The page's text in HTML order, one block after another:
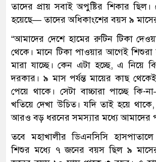
তাদের প্রায় সবাই অপুষ্টির শিকার
হয়েছে— তাদের অধিকাংশের বয়স ৯
“আমাদের দেশে হামের রুটিন টিকা
থেকে। মানে টিকা পাওয়ার আগেই শিশুরা
মারা যাচ্ছে। কেন এটা হচ্ছে, এ নিয়ে
দরকার। ৯ মাস পর্যন্ত মায়ের কাছ থেকেই
পেয়ে থাকে। সেটা বাচ্চারা পাচ্ছে কি-
খতিয়ে দেখা উচিত। যদি তাই হয়ে
আরও বড় ধরনের সমস্যার মধ্যে আমাদের
তবে মহাখালীর ডিএনসিসি
শিশুর মধ্যে ৭ জনের বয়স ছিল ৯